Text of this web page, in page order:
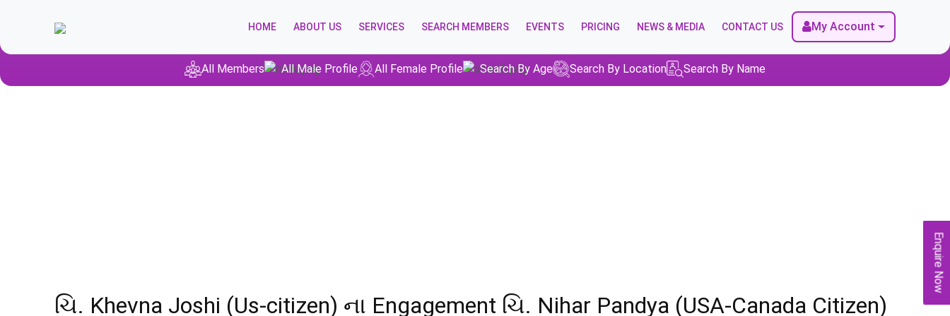
HOME ABOUT US SERVICES SEARCH MEMBERS EVENTS PRICING NEWS & MEDIA CONTACT US My Account
All Members All Male Profile All Female Profile Search By Age Search By Location Search By Name
ચિ. Khevna Joshi (Us-citizen) ના Engagement ચિ. Nihar Pandya (USA-Canada Citizen)
Enquire Now